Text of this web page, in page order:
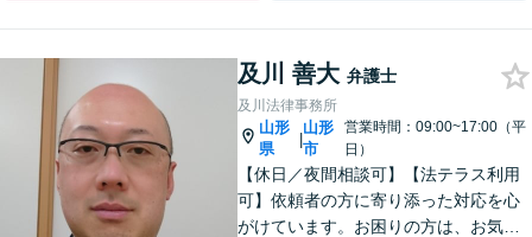
及川 善大 弁護士
及川法律事務所
山形
県
|
山形
市
営業時間：09:00~17:00（平
日）
【休日／夜間相談可】【法テラス利用
可】依頼者の方に寄り添った対応を心
がけています。お困りの方は、お気軽